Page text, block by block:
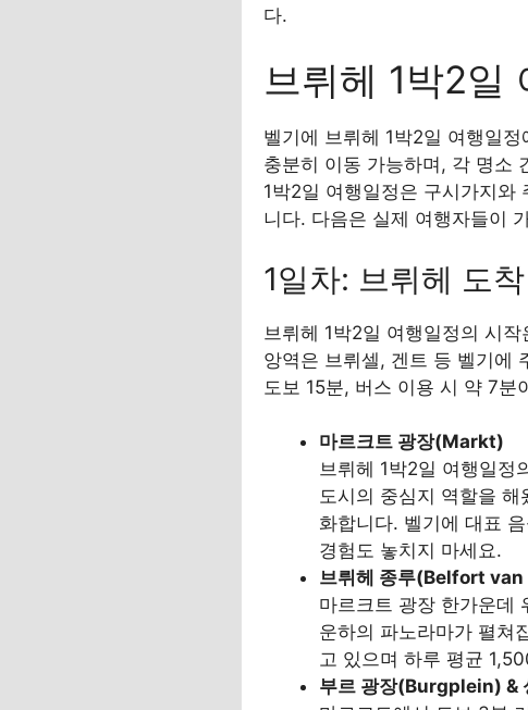
다.
브뤼헤 1박2일
벨기에 브뤼헤 1박2일 여행일
충분히 이동 가능하며, 각 명소
1박2일 여행일정은 구시가지와
니다. 다음은 실제 여행자들이
1일차: 브뤼헤 도
브뤼헤 1박2일 여행일정의 시
앙역은 브뤼셀, 겐트 등 벨기에
도보 15분, 버스 이용 시 약 7분
마르크트 광장(Markt)
브뤼헤 1박2일 여행일정
도시의 중심지 역할을
화합니다. 벨기에 대표
경험도 놓치지 마세요.
브뤼헤 종루(Belfort
마르크트 광장 한가운데
운하의 파노라마가 펼쳐
고 있으며 하루 평균
부르 광장(Burgplein) &